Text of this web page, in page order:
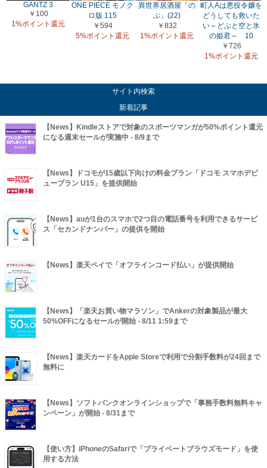
GANTZ 3
￥100
1%ポイント還元
ONE PIECE モノク
ロ版 115
￥594
5%ポイント還元
異世界居酒屋「の
ぶ」(22)
￥832
1%ポイント還元
町人Aは悪役令嬢を
どうしても救いた
い～どぶと空と氷
の姫君～ 10
￥726
1%ポイント還元
サイト内検索
新着記事
【News】Kindleストアで対象のスポーツマンガが50%ポイント還元
になる週末セールが実施中 - 8/9まで
【News】ドコモが15歳以下向けの料金プラン「ドコモ スマホデビ
ュープラン U15」を提供開始
【News】auが1台のスマホで2つ目の電話番号を利用できるサービ
ス「セカンドナンバー」の提供を開始
【News】楽天ペイで「オフラインコード払い」が提供開始
【News】「楽天お買い物マラソン」でAnkerの対象製品が最大
50%OFFになるセールが開始 - 8/11 1:59まで
【News】楽天カードをApple Storeで利用で分割手数料が24回まで
無料に
【News】ソフトバンクオンラインショップで「事務手数料無料キャ
ンペーン」が開始 - 8/31まで
【使い方】iPhoneのSafariで「プライベートブラウズモード」を使
用する方法